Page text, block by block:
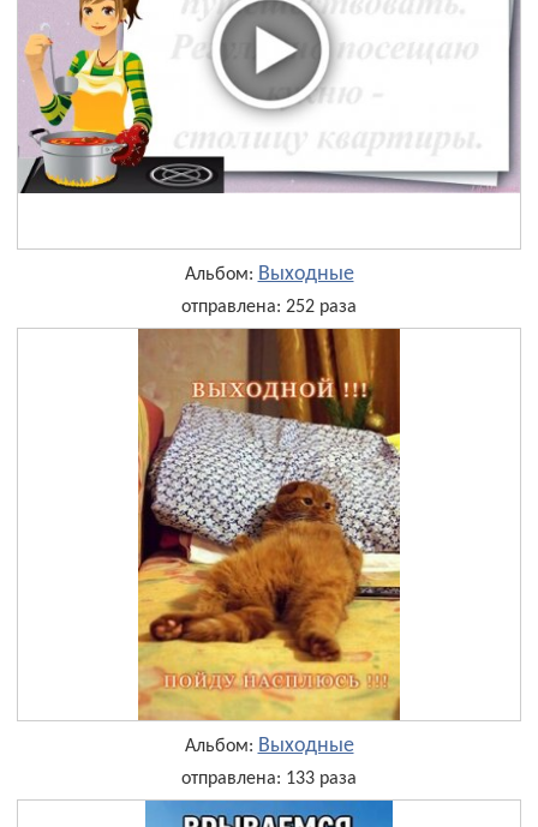
Альбом: Выходные
отправлена: 252 раза
Альбом: Выходные
отправлена: 133 раза